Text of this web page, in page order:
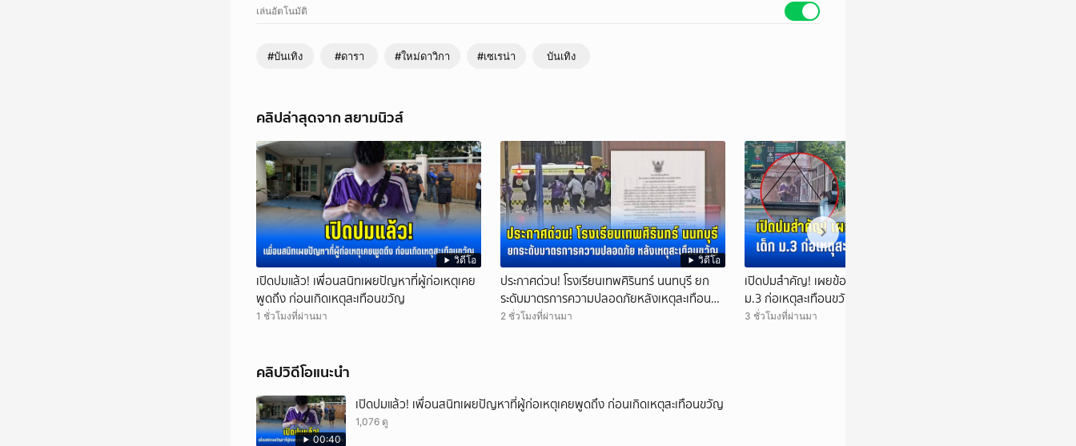
เล่นอัตโนมัติ
#บันเทิง #ดารา #ใหม่ดาวิกา #เซเรน่า บันเทิง
คลิปล่าสุดจาก สยามนิวส์
วิดีโอ
เปิดปมแล้ว! เพื่อนสนิทเผยปัญหาที่ผู้ก่อเหตุเคย
พูดถึง ก่อนเกิดเหตุสะเทือนขวัญ
1 ชั่วโมงที่ผ่านมา
วิดีโอ
ประกาศด่วน! โรงเรียนเทพศิรินทร์ นนทบุรี ยก
ระดับมาตรการความปลอดภัยหลังเหตุสะเทือน
ขวัญ
2 ชั่วโมงที่ผ่านมา
เปิดปมสำคัญ! เผยข้อมูลก่อนเหตุการณ์ เด็ก
ม.3 ก่อเหตุสะเทือนขวัญในโรงเรียน
3 ชั่วโมงที่ผ่านมา
คลิปวิดีโอแนะนำ
00:40
เปิดปมแล้ว! เพื่อนสนิทเผยปัญหาที่ผู้ก่อเหตุเคยพูดถึง ก่อนเกิดเหตุสะเทือนขวัญ
1,076 ดู